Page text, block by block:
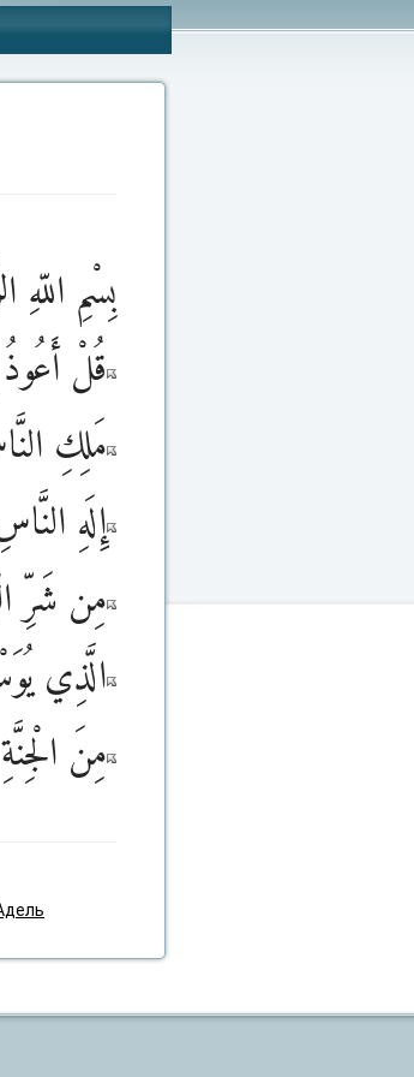
بِسْمِ اللّهِ
قُلْ
مَلِكِ
إِلَهِ
مِن شَرِّ
الَّذِي
مِنَ